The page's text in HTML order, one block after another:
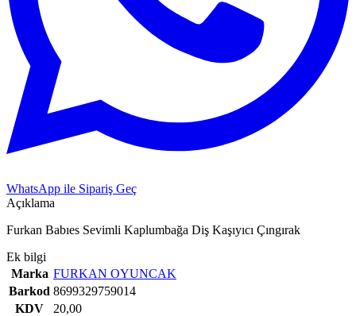
WhatsApp ile Sipariş Geç
Açıklama
Furkan Babıes Sevimli Kaplumbağa Diş Kaşıyıcı Çıngırak
Ek bilgi
Marka FURKAN OYUNCAK
Barkod 8699329759014
KDV
20,00